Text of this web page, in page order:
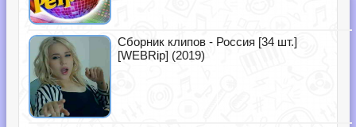
Сборник клипов - Россия [34 шт.]
[WEBRip] (2019)